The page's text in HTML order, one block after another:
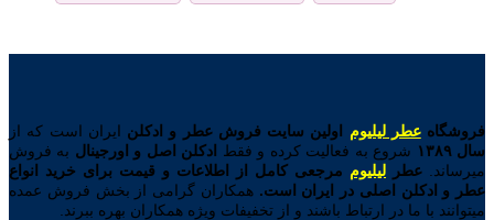
فروشگاهعطر لیلیوم اولین سایت فروش عطر و ادکلن ایران است که از
سال ۱۳۸۹
شروع به فعالیت کرده و فقط ادکلن اصل و اورجینال به فروش
میرساند. عطر لیلیوم مرجعی کامل از اطلاعات و قیمت برای خرید انواع
عطر و ادکلن اصلی در ایران است. همکاران گرامی از بخش فروش عمده
میتوانند با ما در ارتباط باشند و از تخفیفات ویژه همکاران بهره ببرند.